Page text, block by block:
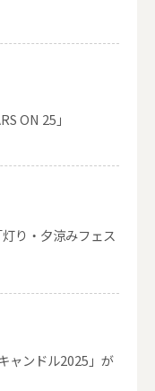
ル
ON 25」
り・夕涼みフェス
ャンドル2025」が